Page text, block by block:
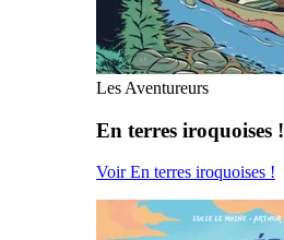
Les Aventureurs
En terres iroquoises !
Voir En terres iroquoises !